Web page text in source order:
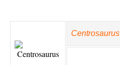
Centrosaurus